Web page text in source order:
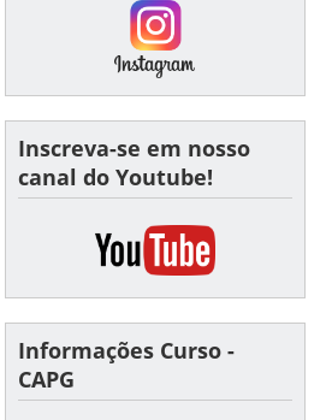
Inscreva-se em nosso
canal do Youtube!
Informações Curso -
CAPG